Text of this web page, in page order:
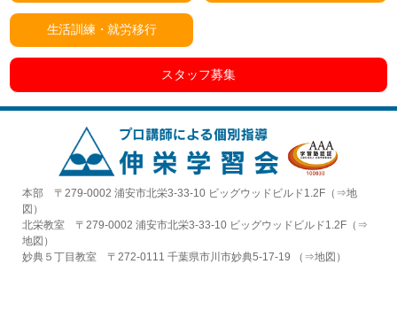
生活訓練・就労移行
スタッフ募集
本部 〒279-0002 浦安市北栄3-33-10 ビッグウッドビルド1.2F（⇒地
図 ）
北栄教室 〒279-0002 浦安市北栄3-33-10 ビッグウッドビルド1.2F（⇒
地図 ）
妙典５丁目教室 〒272-0111 千葉県市川市妙典5-17-19 （⇒地図 ）